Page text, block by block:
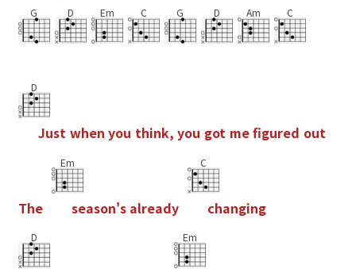
G D Em C G D Am C
D
Just when you think, you got mefgured out
The
Em
season's already
C
changing
D Em